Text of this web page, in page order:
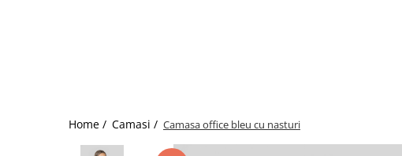
Home / Camasi / Camasa office bleu cu nasturi